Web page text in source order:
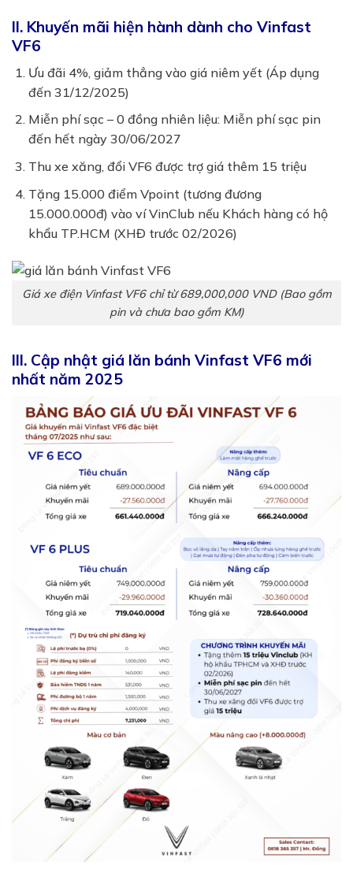
II. Khuyến mãi hiện hành dành cho Vinfast
VF6
Ưu đãi 4%, giảm thẳng vào giá niêm yết (Áp dụng
đến 31/12/2025)
Miễn phí sạc – 0 đồng nhiên liệu: Miễn phí sạc pin
đến hết ngày 30/06/2027
Thu xe xăng, đổi VF6 được trợ giá thêm 15 triệu
Tặng 15.000 điểm Vpoint (tương đương
15.000.000đ) vào ví VinClub nếu Khách hàng có hộ
khẩu TP.HCM (XHĐ trước 02/2026)
Giá xe điện Vinfast VF6 chỉ từ 689,000,000 VND (Bao gồm
pin và chưa bao gồm KM)
III. Cập nhật giá lăn bánh Vinfast VF6 mới
nhất năm 2025